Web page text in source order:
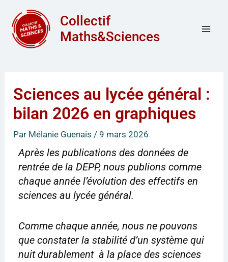
contenu
Collectif
Maths&Sciences
Sciences au lycée général :
bilan 2026 en graphiques
Par Mélanie Guenais/9 mars 2026
Après les publications des données de
rentrée de la DEPP, nous publions comme
chaque année l’évolution des effectifs en
sciences au lycée général.
Comme chaque année, nous ne pouvons
que constater la stabilité d’un système qui
nuit durablement à la place des sciences